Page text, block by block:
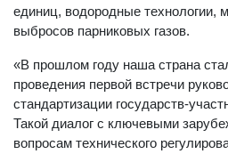
единиц, водородные технологии,
выбросов парниковых газов.
«В прошлом году наша страна
проведения первой встречи
стандартизации государств-
Такой диалог с ключевыми
вопросам технического